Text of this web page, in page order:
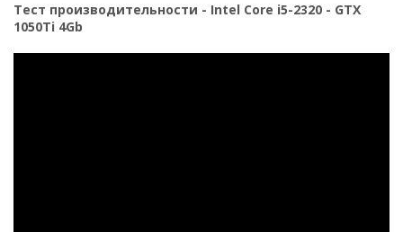
Тест производительности - Intel Core i5-2320 - GTX
1050Ti 4Gb